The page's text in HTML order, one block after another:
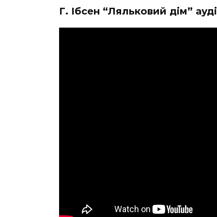
Г. Ібсен “Ляльковий дім”